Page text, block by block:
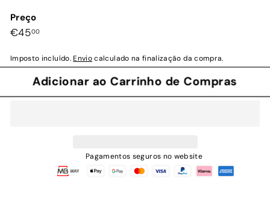
Preço
Preço
€4500€45,00
Imposto incluído.Enviocalculado na finalização da compra.
Adicionar ao Carrinho de Compras
Pagamentos seguros no website